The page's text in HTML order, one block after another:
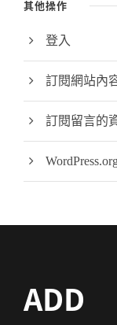
其他操作
登入
訂閱網站內
訂閱留言的
ADD